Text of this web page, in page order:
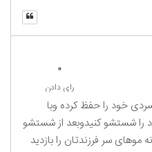
0
رای دادن
خود را حفظ کرده وبا
را شستشو کنیدوبعد از شستشو
موهای سر فرزندتان را بازدید